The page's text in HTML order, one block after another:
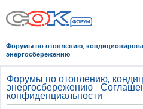
Форумы по отоплению,
энергосбережению
Форумы по отоплению,
энергосбережению -
конфиденциальности